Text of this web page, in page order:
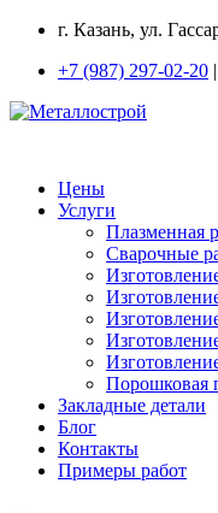
г. Казань, ул.
+7 (987) 297-02-20 |
Цены
Услуги
Плазменная
Сварочные
Порошковая
Закладные детали
Блог
Контакты
Примеры работ